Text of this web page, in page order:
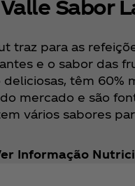
Sabor
traz para as
e o sabor das
deliciosas, têm 60%
mercado e são
vários sabores
Informação